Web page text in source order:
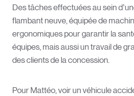
Des tâches effectuées au sein
flambant neuve, équipée de
ergonomiques pour garantir la
équipes, mais aussi un travail de
des clients de la concession.
Pour Mattéo, voir un véhicule